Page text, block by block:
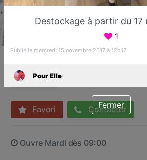
Pour Elle
Favori Contacter
Ouvre Mardi dès 09:00
Destockage à partir du 17
1
Publié le mercredi 15 novembre 2017 à 12h12
Pour Elle
Fermer